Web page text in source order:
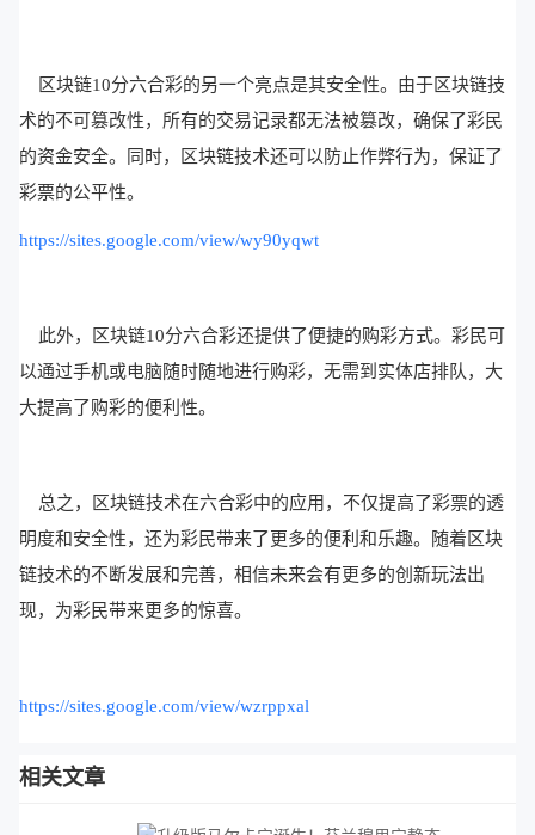
区块链10分六合彩的另一个亮点是其安全性。由于区块链技
术的不可篡改性，所有的交易记录都无法被篡改，确保了彩民
的资金安全。同时，区块链技术还可以防止作弊行为，保证了
彩票的公平性。
https://sites.google.com/view/wy90yqwt
此外，区块链10分六合彩还提供了便捷的购彩方式。彩民可
以通过手机或电脑随时随地进行购彩，无需到实体店排队，大
大提高了购彩的便利性。
总之，区块链技术在六合彩中的应用，不仅提高了彩票的透
明度和安全性，还为彩民带来了更多的便利和乐趣。随着区块
链技术的不断发展和完善，相信未来会有更多的创新玩法出
现，为彩民带来更多的惊喜。
https://sites.google.com/view/wzrppxal
相关文章